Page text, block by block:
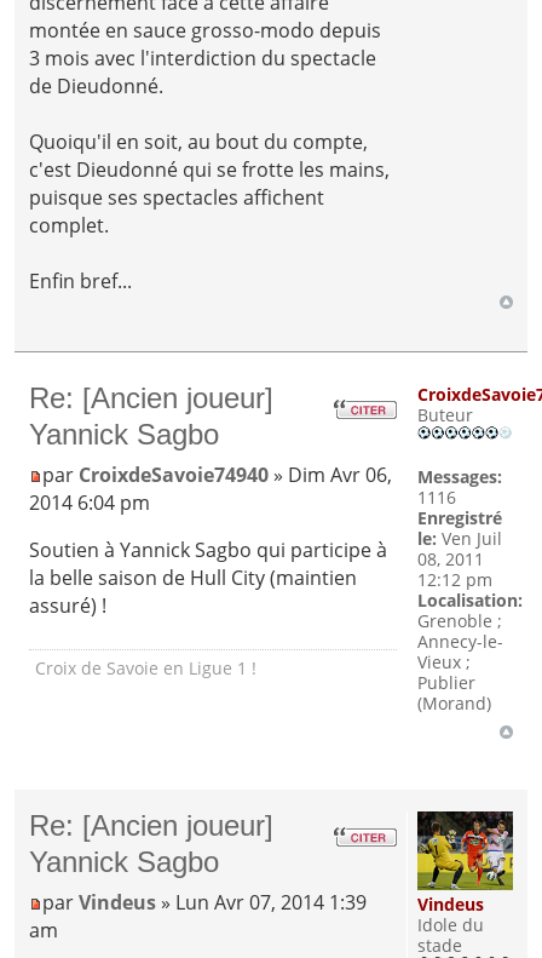
montée en sauce grosso-modo depuis
3 mois avec l'interdiction du spectacle
de Dieudonné.
Quoiqu'il en soit, au bout du compte,
c'est Dieudonné qui se frotte les mains,
puisque ses spectacles affichent
complet.
Enfin bref...
Re: [Ancien joueur]
Yannick Sagbo
par CroixdeSavoie74940» Dim Avr 06,
2014 6:04 pm
Soutien à Yannick Sagbo qui participe à
la belle saison de Hull City (maintien
assuré) !
Croix de Savoie en Ligue 1 !
Buteur
Messages:
1116
Enregistré
le: Ven Juil
08, 2011
12:12 pm
Localisation:
Grenoble ;
Annecy-le-
Vieux ;
Publier
(Morand)
Re: [Ancien joueur]
Yannick Sagbo
parVindeus » Lun Avr 07, 2014 1:39
am
Vindeus
Idole du
stade